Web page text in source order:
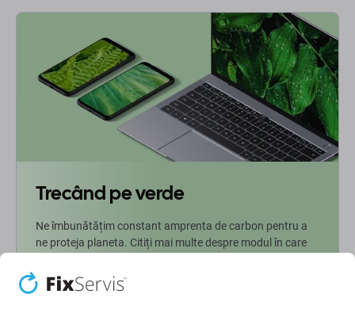
Trecând pe verde
Ne îmbunătățim constant amprenta de carbon pentru a
ne proteja planeta. Citiți mai multe despre modul în care
Mai multe informatii